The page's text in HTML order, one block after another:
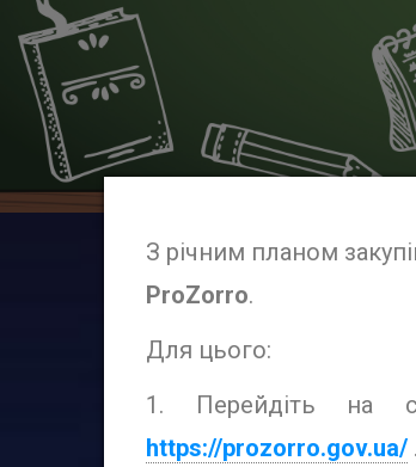
З річним планом
ProZorro.
Для цього:
1. Перейдіть на
https://prozorro.gov.ua/ .